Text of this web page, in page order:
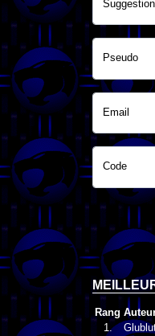
Pseudo
Email
Code
Rang
1.